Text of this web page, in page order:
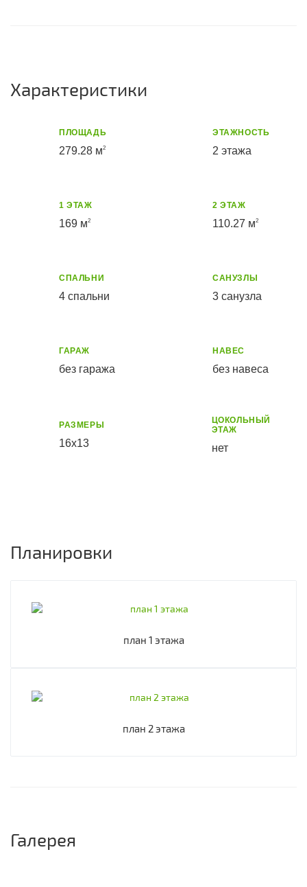
Характеристики
ПЛОЩАДЬ
279.28 м2
ЭТАЖНОСТЬ
2 этажа
1 ЭТАЖ
169 м2
2 ЭТАЖ
110.27 м2
СПАЛЬНИ
4 спальни
САНУЗЛЫ
3 санузла
ГАРАЖ
без гаража
НАВЕС
без навеса
РАЗМЕРЫ
16х13
ЦОКОЛЬНЫЙ
ЭТАЖ
нет
Планировки
план 1 этажа
план 2 этажа
Галерея